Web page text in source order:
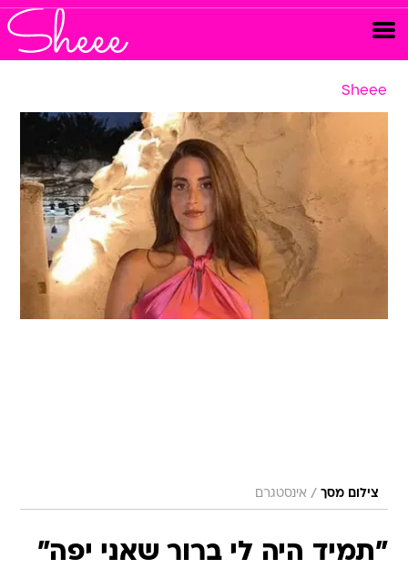
Sheee
צילום מסך / אינסטגרם
"תמיד היה לי ברור שאני יפה"